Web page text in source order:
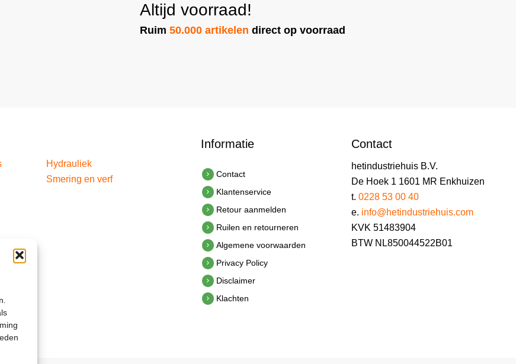
Altijd voorraad!
Ruim50.000 artikelen direct op voorraad
Hydrauliek
Smering en verf
Informatie
Contact
Klantenservice
Retour aanmelden
Ruilen en retourneren
Algemene voorwaarden
Privacy Policy
Disclaimer
Klachten
Contact
hetindustriehuis B.V.
De Hoek 1 1601 MR Enkhuizen
t. 0228 53 00 40
e. info@hetindustriehuis.com
KVK 51483904
BTW NL850044522B01